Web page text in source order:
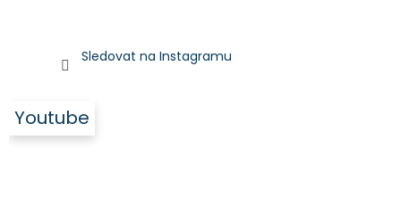
Sledovat na Instagramu
Youtube